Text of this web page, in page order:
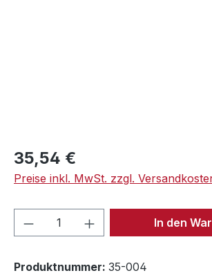
Regulärer Preis:
35,54 €
Preise inkl. MwSt. zzgl.
Produkt Anzahl: Gib den
In den
Produktnummer: 35-004